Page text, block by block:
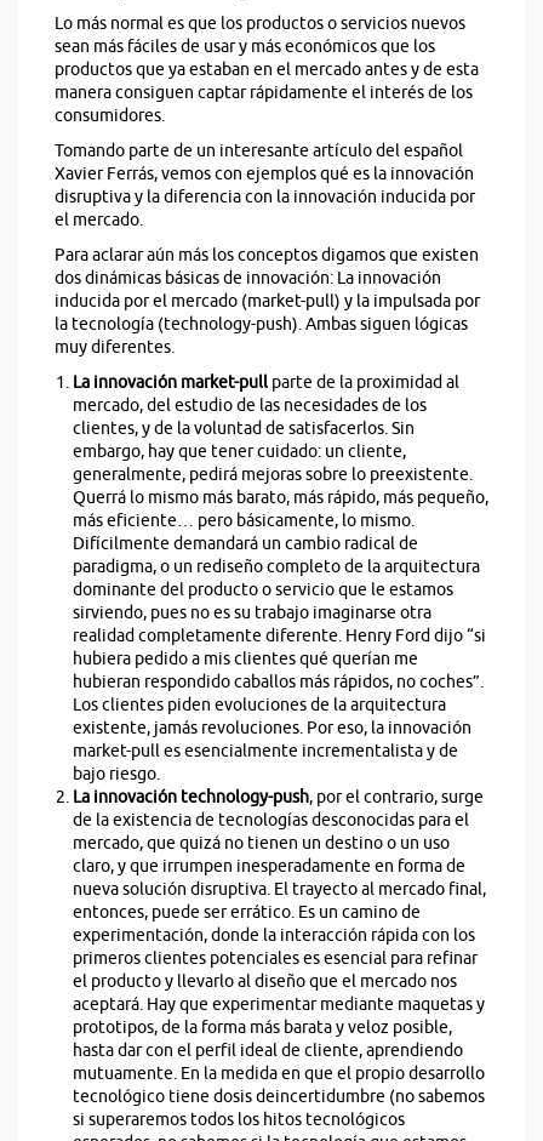
Lo más normal es que los productos o servicios nuevos
sean más fáciles de usar y más económicos que los
productos que ya estaban en el mercado antes y de esta
manera consiguen captar rápidamente el interés de los
consumidores.
Tomando parte de un interesante artículo del español
Xavier Ferrás, vemos con ejemplos qué es la innovación
disruptiva y la diferencia con la innovación inducida por
el mercado.
Para aclarar aún más los conceptos digamos que existen
dos dinámicas básicas de innovación: La innovación
inducida por el mercado (market-pull) y la impulsada por
la tecnología (technology-push). Ambas siguen lógicas
muy diferentes.
La innovación market-pull parte de la proximidad al
mercado, del estudio de las necesidades de los
clientes, y de la voluntad de satisfacerlos. Sin
embargo, hay que tener cuidado: un cliente,
generalmente, pedirá mejoras sobre lo preexistente.
Querrá lo mismo más barato, más rápido, más pequeño,
más eficiente… pero básicamente, lo mismo.
Difícilmente demandará un cambio radical de
paradigma, o un rediseño completo de la arquitectura
dominante del producto o servicio que le estamos
sirviendo, pues no es su trabajo imaginarse otra
realidad completamente diferente. Henry Ford dijo “si
hubiera pedido a mis clientes qué querían me
hubieran respondido caballos más rápidos, no coches”.
Los clientes piden evoluciones de la arquitectura
existente, jamás revoluciones. Por eso, la innovación
market-pull es esencialmente incrementalista y de
bajo riesgo.
La innovación technology-push, por el contrario, surge
de la existencia de tecnologías desconocidas para el
mercado, que quizá no tienen un destino o un uso
claro, y que irrumpen inesperadamente en forma de
nueva solución disruptiva. El trayecto al mercado final,
entonces, puede ser errático. Es un camino de
experimentación, donde la interacción rápida con los
primeros clientes potenciales es esencial para refinar
el producto y llevarlo al diseño que el mercado nos
aceptará. Hay que experimentar mediante maquetas y
prototipos, de la forma más barata y veloz posible,
hasta dar con el perfil ideal de cliente, aprendiendo
mutuamente. En la medida en que el propio desarrollo
tecnológico tiene dosis deincertidumbre (no sabemos
si superaremos todos los hitos tecnológicos